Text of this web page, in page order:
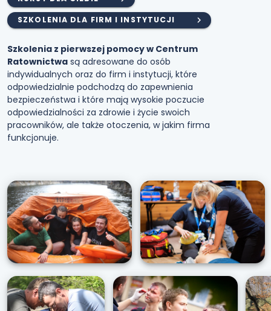
SZKOLENIA DLA FIRM I INSTYTUCJI
Szkolenia z pierwszej pomocy w Centrum
Ratownictwa są adresowane do osób
indywidualnych oraz do firm i instytucji, które
odpowiedzialnie podchodzą do zapewnienia
bezpieczeństwa i które mają wysokie poczucie
odpowiedzialności za zdrowie i życie swoich
pracowników, ale także otoczenia, w jakim firma
funkcjonuje.